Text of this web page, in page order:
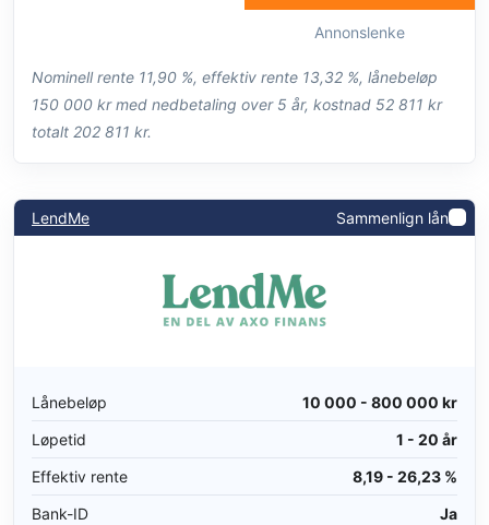
Annonslenke
Nominell rente 11,90 %, effektiv rente 13,32 %, lånebeløp
150 000 kr med nedbetaling over 5 år, kostnad 52 811 kr
totalt 202 811 kr.
LendMe Sammenlign lån
Lånebeløp
10 000 - 800 000 kr
Løpetid
1 - 20 år
Effektiv rente
8,19 - 26,23 %
Bank-ID
Ja